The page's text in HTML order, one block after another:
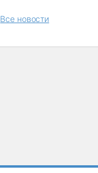
Все новости